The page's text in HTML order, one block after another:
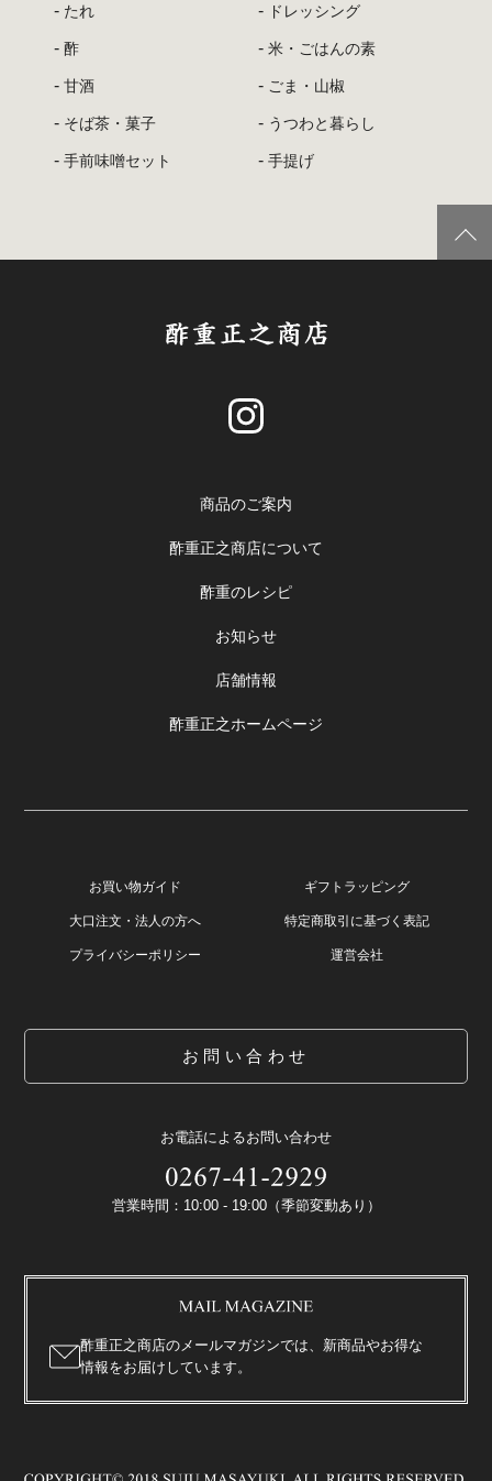
たれ ドレッシング
酢 米・ごはんの素
甘酒 ごま・山椒
そば茶・菓子 うつわと暮らし
手前味噌セット 手提げ
商品のご案内
酢重正之商店について
酢重のレシピ
お知らせ
店舗情報
酢重正之ホームページ
お買い物ガイド ギフトラッピング
大口注文・法人の方へ 特定商取引に基づく表記
プライバシーポリシー 運営会社
お問い合わせ
お電話によるお問い合わせ
営業時間：10:00 - 19:00（季節変動あり）
酢重正之商店のメールマガジンでは、新商品やお得な
情報をお届けしています。